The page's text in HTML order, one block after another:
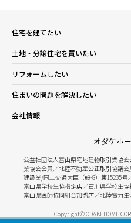
住宅を建てたい
土地・分譲住宅を買いたい
リフォームしたい
住まいの問題を解決したい
会社情報
オダケホ
公益社団法人富山県宅地建物取引業協会
業協会会員／北陸不動産公正取引協議会
建設業/国土交通大臣（般-8）第15235
富山県学校生協指定店／石川県学校生協
富山県医師協同組合加盟店／北陸電力
Copyright© ODAKEHOME